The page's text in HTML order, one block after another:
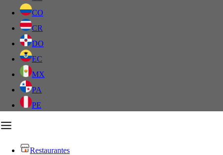
CO
CR
DO
EC
MX
PA
PE
Restaurantes